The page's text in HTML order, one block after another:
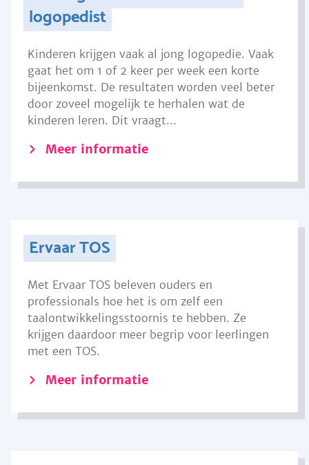
logopedist
Kinderen krijgen vaak al jong logopedie. Vaak
gaat het om 1 of 2 keer per week een korte
bijeenkomst. De resultaten worden veel beter
door zoveel mogelijk te herhalen wat de
kinderen leren. Dit vraagt...
Meer informatie
Ervaar TOS
Met Ervaar TOS beleven ouders en
professionals hoe het is om zelf een
taalontwikkelingsstoornis te hebben. Ze
krijgen daardoor meer begrip voor leerlingen
met een TOS.
Meer informatie